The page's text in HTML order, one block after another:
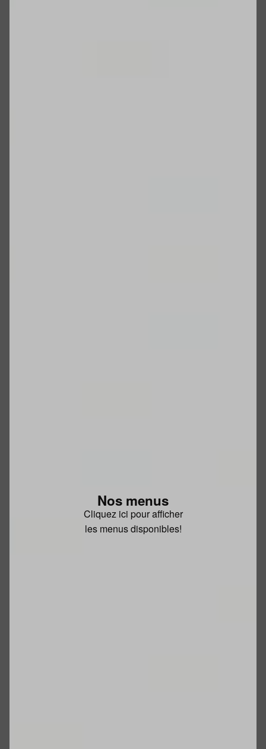
Nos menus
Cliquez ici pour afficher
les menus disponibles!